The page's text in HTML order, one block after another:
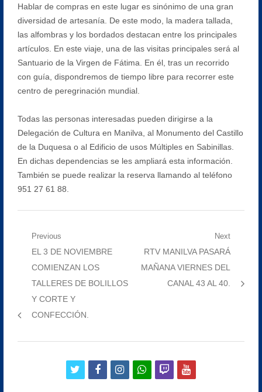
Hablar de compras en este lugar es sinónimo de una gran
diversidad de artesanía. De este modo, la madera tallada,
las alfombras y los bordados destacan entre los principales
artículos. En este viaje, una de las visitas principales será al
Santuario de la Virgen de Fátima. En él, tras un recorrido
con guía, dispondremos de tiempo libre para recorrer este
centro de peregrinación mundial.
Todas las personas interesadas pueden dirigirse a la
Delegación de Cultura en Manilva, al Monumento del Castillo
de la Duquesa o al Edificio de usos Múltiples en Sabinillas.
En dichas dependencias se les ampliará esta información.
También se puede realizar la reserva llamando al teléfono
951 27 61 88.
Navegación
entradas
Previous
Previous
post:
EL 3 DE NOVIEMBRE
COMIENZAN LOS
TALLERES DE BOLILLOS
Y CORTE Y
CONFECCIÓN.
Next
Next
post:
RTV MANILVA PASARÁ
MAÑANA VIERNES DEL
CANAL 43 AL 40.
twitterfacebookinstagramwhatsapp
twitchyoutube